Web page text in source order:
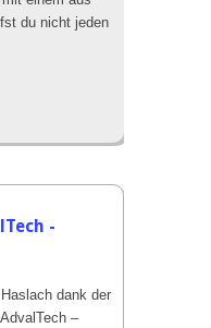
du nicht jeden
-
dank der
–